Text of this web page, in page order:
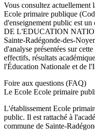
Vous consultez actuellement
Ecole primaire publique
d'enseignement public est un
DE L'EDUCATION
Sainte-Radégonde-des-
d'analyse présentées sur
effectifs, résultats
l'Éducation Nationale et de
Foire aux questions (FAQ)
Le Ecole Ecole primaire
L'établissement Ecole
public. Il est rattaché à
commune de Sainte-